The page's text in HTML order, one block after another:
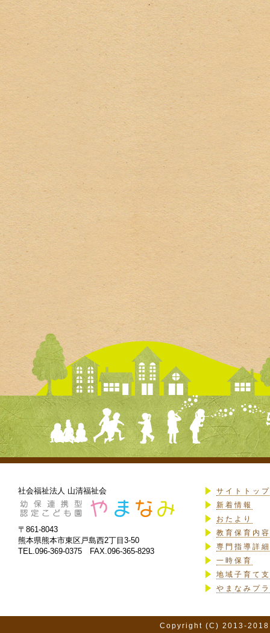
社会福祉法人 山清福祉会
〒861-8043
熊本県熊本市東区戸島西2丁目3-50
TEL.096-369-0375 FAX.096-365-8293
サイトトップ
新着情報
おたより
教育保育内
専門指導詳細
一時保育
地域子育て
やまなみプ
Copyright (C) 2013-